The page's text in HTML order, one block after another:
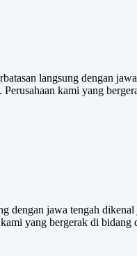
langsung dengan
kami yang
dengan jawa tengah
yang bergerak di